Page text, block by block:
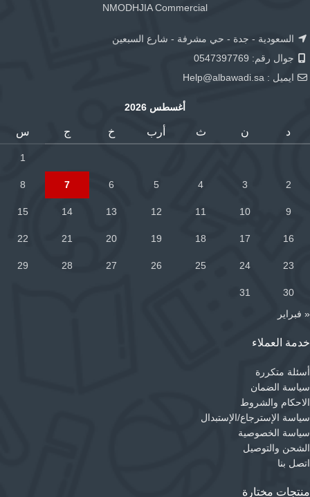
NMODHJIA Commercial
السعودية - جدة - حي مشرفة - شارع السبعين
جوال رقم: 0547397769
ايميل : Help@albawadi.sa
أغسطس 2026
د ن ث أرب خ ج س
1
2
3
4
5
6
7
8
9
10
11
12
13
14
15
16
17
18
19
20
21
22
23
24
25
26
27
28
29
30
31
« فبراير
خدمة العملاء
أسئلة متكررة
سياسة الضمان
الاحكام والشروط
سياسة الإسترجاع/الإستبدال
سياسة الخصوصية
الشحن والتوصيل
اتصل بنا
منتجات مختارة